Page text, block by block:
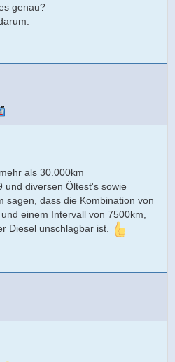
genau?
als 30.000km
und diversen Öltest's sowie
sagen, dass die Kombination von
einem Intervall von 7500km,
Diesel unschlagbar ist.